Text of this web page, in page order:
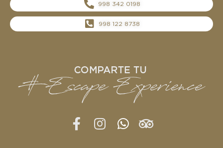
998 342 0198
998 122 8738